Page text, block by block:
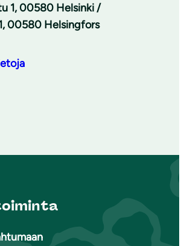
1, 00580 Helsinki /
00580 Helsingfors